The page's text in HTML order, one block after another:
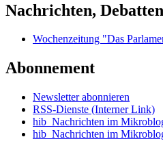
Nachrichten,
Wochenzeitung "Das
Abonnement
Newsletter abonnieren
RSS-Dienste (Interner Link)
hib_Nachrichten im
hib_Nachrichten im